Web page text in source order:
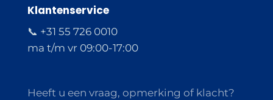
Klantenservice
📞 +31 55 726 0010
ma t/m vr 09:00-17:00
Heeft u een vraag, opmerking of klacht?